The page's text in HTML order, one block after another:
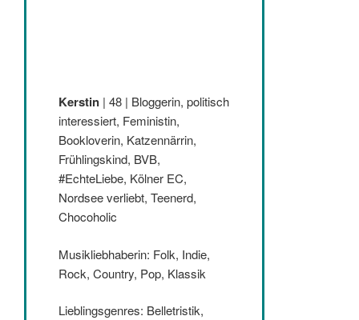
Kerstin | 48 | Bloggerin, politisch
interessiert, Feministin,
Bookloverin, Katzennärrin,
Frühlingskind, BVB,
#EchteLiebe, Kölner EC,
Nordsee verliebt, Teenerd,
Chocoholic
Musikliebhaberin: Folk, Indie,
Rock, Country, Pop, Klassik
Lieblingsgenres: Belletristik,